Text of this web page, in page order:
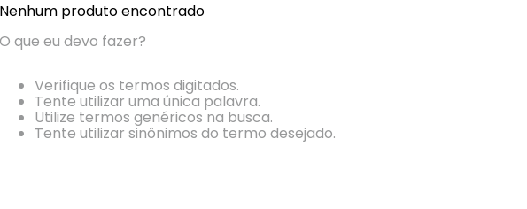
Nenhum produto encontrado
O que eu devo fazer?
Verifique os termos digitados.
Tente utilizar uma única palavra.
Utilize termos genéricos na busca.
Tente utilizar sinônimos do termo desejado.